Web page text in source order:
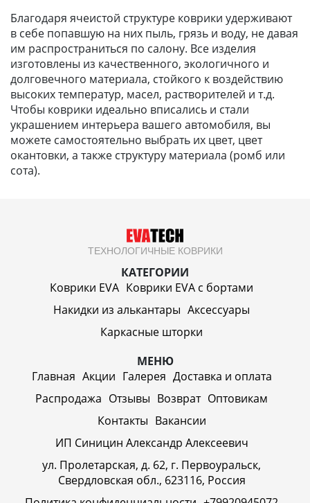
Благодаря ячеистой структуре коврики удерживают
в себе попавшую на них пыль, грязь и воду, не давая
им распространиться по салону. Все изделия
изготовлены из качественного, экологичного и
долговечного материала, стойкого к воздействию
высоких температур, масел, растворителей и т.д.
Чтобы коврики идеально вписались и стали
украшением интерьера вашего автомобиля, вы
можете самостоятельно выбрать их цвет, цвет
окантовки, а также структуру материала (ромб или
сота).
ТЕХНОЛОГИЧНЫЕ КОВРИКИ
КАТЕГОРИИ
Коврики EVA Коврики EVA c бортами
Накидки из алькантары Аксессуары
Каркасные шторки
МЕНЮ
Главная Акции Галерея Доставка и оплата
Распродажа Отзывы Возврат Оптовикам
Контакты Вакансии
ИП Синицин Александр Алексеевич
ул. Пролетарская, д. 62, г. Первоуральск,
Свердловская обл., 623116, Россия